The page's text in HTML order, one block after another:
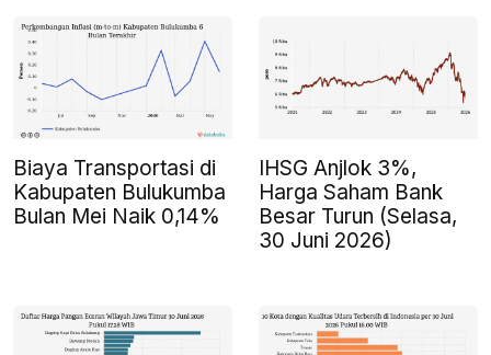
Biaya Transportasi di
Kabupaten Bulukumba
Bulan Mei Naik 0,14%
IHSG Anjlok 3%,
Harga Saham Bank
Besar Turun (Selasa,
30 Juni 2026)